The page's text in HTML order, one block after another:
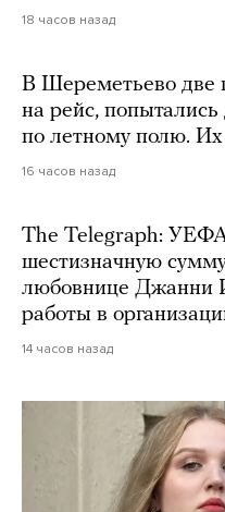
18 часов назад
В Шереметьево две
на рейс, попытались
по летному полю.
16 часов назад
The Telegraph:
шестизначную
любовнице Джанни
работы в
14 часов назад